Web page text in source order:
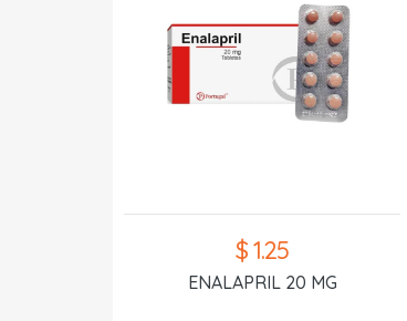
$ 1.25
ENALAPRIL 20 MG